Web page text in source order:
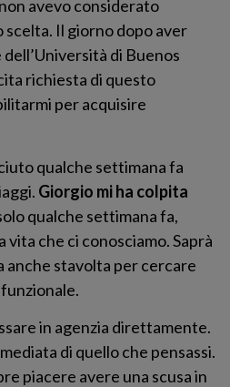
avevo considerato
Il giorno dopo aver
di Buenos
richiesta di questo
per acquisire
qualche settimana fa
Giorgio mi ha colpita
qualche settimana fa,
vita che ci conosciamo. Saprà
anche stavolta per cercare
in agenzia direttamente.
di quello che pensassi.
piacere avere una scusa in